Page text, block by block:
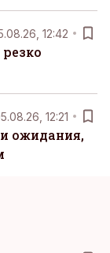
12:42
12:21
ожидания,